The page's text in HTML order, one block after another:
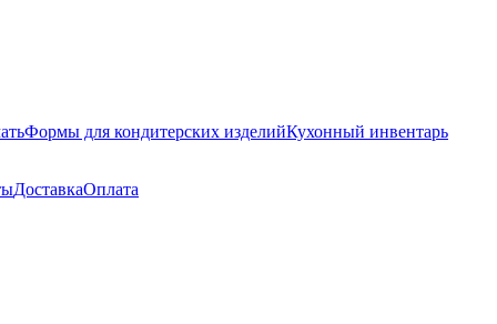
Формы для кондитерских изделийКухонный инвентарь
ДоставкаОплата